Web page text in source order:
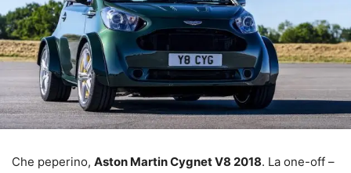
Che peperino, Aston Martin Cygnet V8 2018. La one-off –